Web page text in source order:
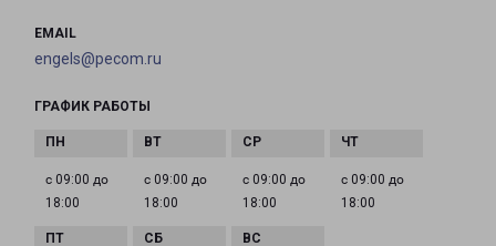
EMAIL
engels@pecom.ru
ГРАФИК РАБОТЫ
с 09:00 до
18:00
с 09:00 до
18:00
с 09:00 до
18:00
с 09:00 до
18:00